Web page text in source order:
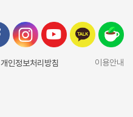
개인정보처리방침
이용안내